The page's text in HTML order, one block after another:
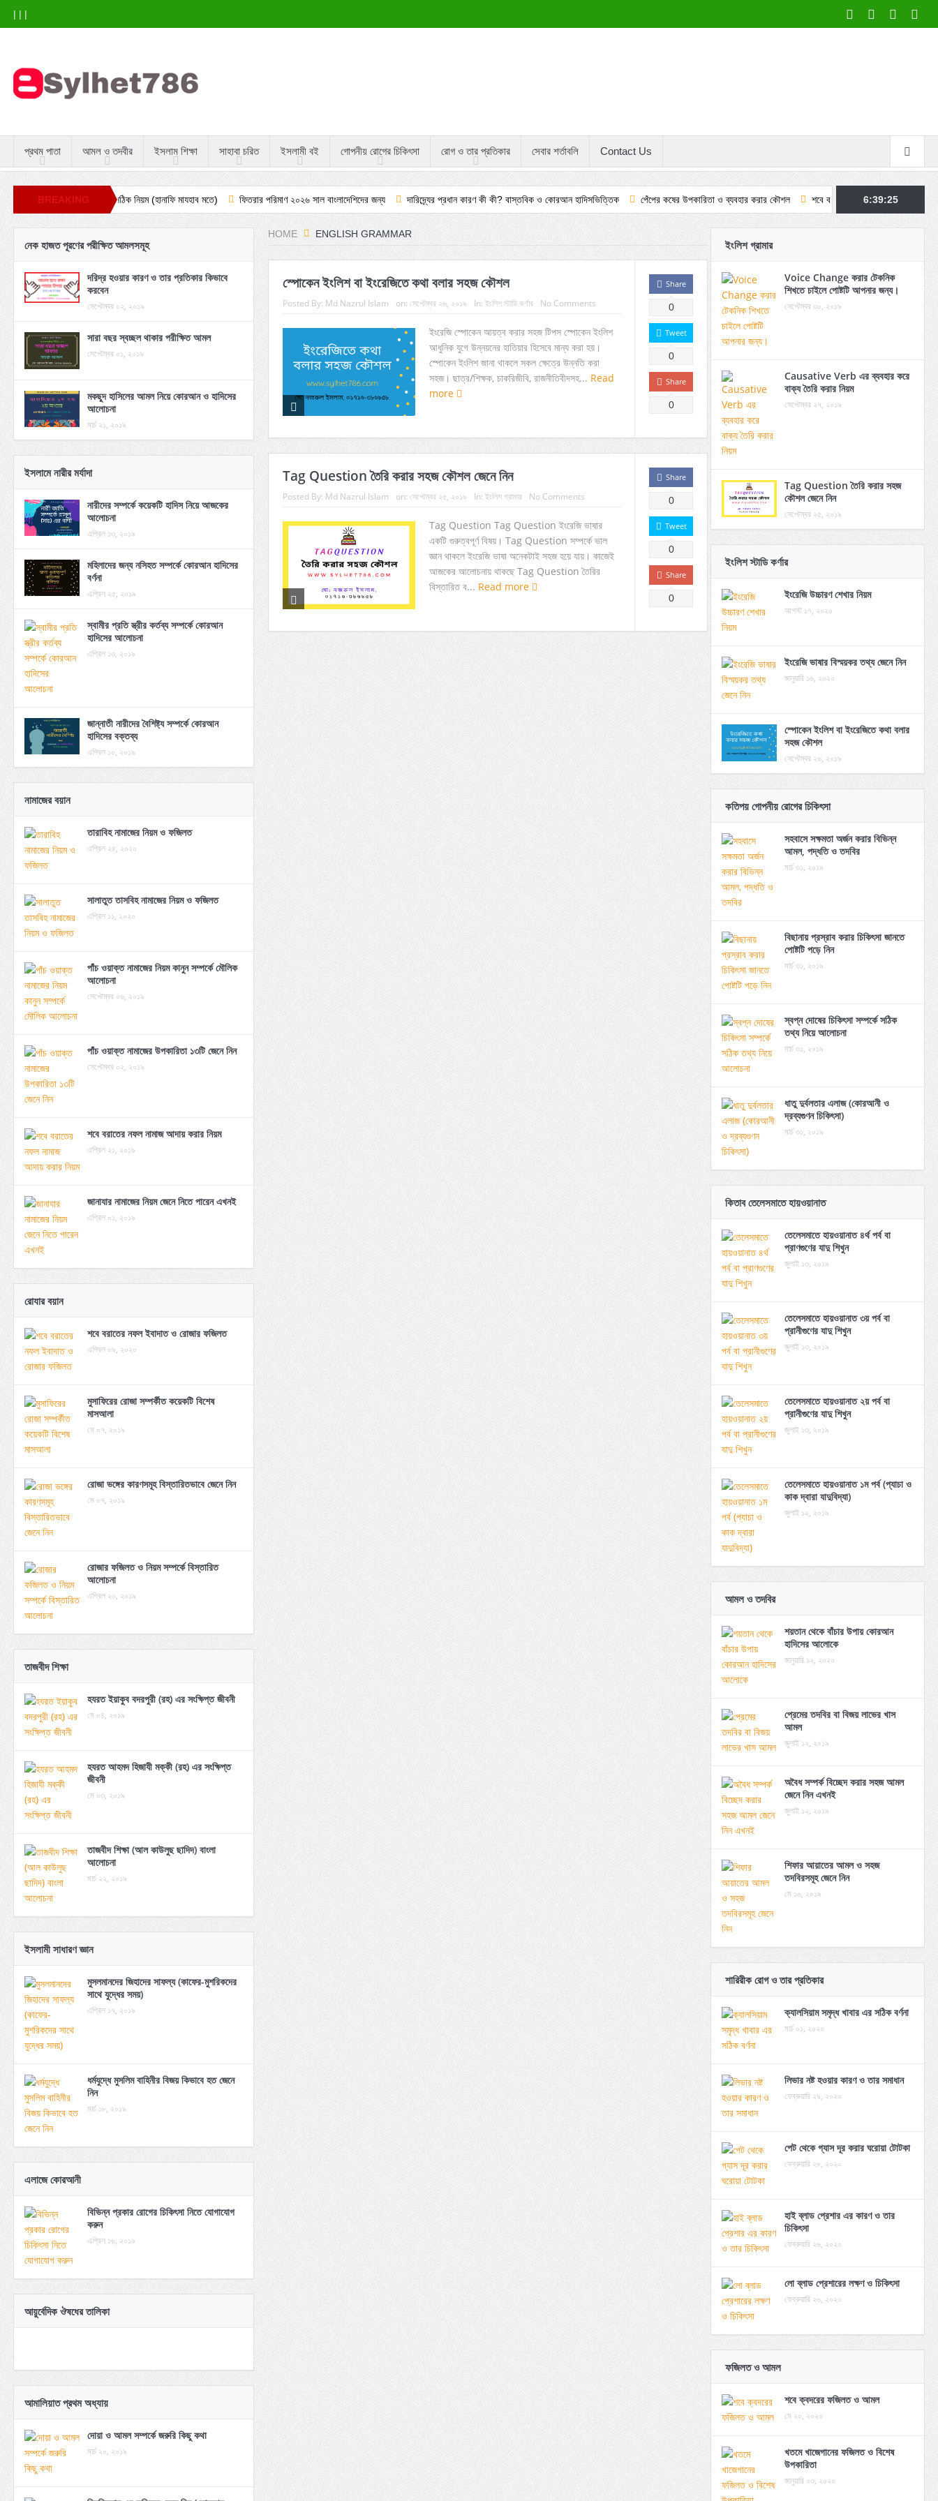
| | |
প্রথম পাতা আমল ও তদবীর ইসলাম শিক্ষা সাহাবা চরিত ইসলামী বই গোপনীয় রোগের চিকিৎসা রোগ ও তার প্রতিকার সেবার শর্তাবলি Contact Us
BREAKING
NEWS
ঈদের নামাজ এর সঠিক নিয়ম (হানাফি মাযহাব মতে) ফিতরার পরিমাণ ২০২৬ সাল বাংলাদেশিদের জন্য দারিদ্র্যের প্রধান কারণ কী কী? বাস্তবিক ও কোরআন হাদিসভিত্তিক পেঁপের কষের উপকারিতা ও ব্যবহার করার কৌশল শবে বরাতের ফজিলত ও আমল: কুরআন–হাদিসের আলোকে
6:39:26
HOME ENGLISH GRAMMAR
স্পোকেন ইংলিশ বা ইংরেজিতে কথা বলার সহজ কৌশল
Posted By: Md Nazrul Islam on: সেপ্টেম্বর ২৬, ২০১৯ In: ইংলিশ স্টাডি কর্ণার No Comments
ইংরেজি স্পোকেন আয়ত্ব করার সহজ টিপস স্পোকেন ইংলিশ
আধুনিক যুগে উন্নয়নের হাতিয়ার হিসেবে মান্য করা হয়।
স্পোকেন ইংলিশ জানা থাকলে সকল ক্ষেত্রে উন্নতি করা
সহজ। ছাত্র/শিক্ষক, চাকরিজীবি, রাজনীতিবীদসহ... Read
more
Share
0
Tweet
0
Share
0
Tag Question তৈরি করার সহজ কৌশল জেনে নিন
Posted By: Md Nazrul Islam on: সেপ্টেম্বর ২৫, ২০১৯ In: ইংলিশ গ্রামার No Comments
Tag Question Tag Question ইংরেজি ভাষার
একটি গুরুত্বপূর্ণ বিষয়। Tag Question সম্পর্কে ভাল
জ্ঞান থাকলে ইংরেজি ভাষা অনেকটাই সহজ হয়ে যায়। কাজেই
আজকের আলোচনায় থাকছে Tag Question তৈরির
বিস্তারিত ব... Read more
Share
0
Tweet
0
Share
0
নেক হাজত পূরণের পরীক্ষিত আমলসমূহ
দরিদ্র হওয়ার কারণ ও তার প্রতিকার কিভাবে
করবেন
সেপ্টেম্বর ০২, ২০১৯
সারা বছর স্বচ্ছল থাকার পরীক্ষিত আমল
সেপ্টেম্বর ০১, ২০১৯
মকছুদ হাসিলের আমল নিয়ে কোরআন ও হাদিসের
আলোচনা
মার্চ ২১, ২০১৯
ইসলামে নারীর মর্যাদা
নারীদের সম্পর্কে কয়েকটি হাদিস নিয়ে আজকের
আলোচনা
এপ্রিল ১৩, ২০১৯
মহিলাদের জন্য নসিহত সম্পর্কে কোরআন হাদিসের
বর্ণনা
এপ্রিল ২৫, ২০১৯
স্বামীর প্রতি স্ত্রীর কর্তব্য সম্পর্কে কোরআন
হাদিসের আলোচনা
এপ্রিল ১৩, ২০১৯
জান্নাতী নারীদের বৈশিষ্ট্য সম্পর্কে কোরআন
হাদিসের বক্তব্য
এপ্রিল ১০, ২০১৯
নামাজের বয়ান
তারাবিহ নামাজের নিয়ম ও ফজিলত
এপ্রিল ২৪, ২০২০
সালাতুত তাসবিহ নামাজের নিয়ম ও ফজিলত
এপ্রিল ১১, ২০২০
পাঁচ ওয়াক্ত নামাজের নিয়ম কানুন সম্পর্কে মৌলিক
আলোচনা
সেপ্টেম্বর ০৬, ২০১৯
পাঁচ ওয়াক্ত নামাজের উপকারিতা ১৩টি জেনে নিন
সেপ্টেম্বর ০২, ২০১৯
শবে বরাতের নফল নামাজ আদায় করার নিয়ম
এপ্রিল ২১, ২০১৯
জানাযার নামাজের নিয়ম জেনে নিতে পারেন এখনই
এপ্রিল ০১, ২০১৯
রোযার বয়ান
শবে বরাতের নফল ইবাদাত ও রোজার ফজিলত
এপ্রিল ০৯, ২০২০
মুসাফিরের রোজা সম্পর্কীত কয়েকটি বিশেষ
মাসআলা
মে ০৭, ২০১৯
রোজা ভঙ্গের কারণসমূহ বিস্তারিতভাবে জেনে নিন
মে ০৭, ২০১৯
রোজার ফজিলত ও নিয়ম সম্পর্কে বিস্তারিত
আলোচনা
এপ্রিল ২০, ২০১৯
তাজবীদ শিক্ষা
হযরত ইয়াকুব বদরপুরী (রহ) এর সংক্ষিপ্ত জীবনী
মে ০৪, ২০১৯
হযরত আহমদ হিজাযী মক্কী (রহ) এর সংক্ষিপ্ত
জীবনী
মে ০৩, ২০১৯
তাজবীদ শিক্ষা (আল কাউলুছ ছাদিদ) বাংলা
আলোচনা
মার্চ ২২, ২০১৯
ইসলামী সাধারণ জ্ঞান
মুসলমানদের জিহাদের সাফল্য (কাফের-মুশরিকদের
সাথে যুদ্ধের সময়)
এপ্রিল ১৭, ২০১৯
ধর্মযুদ্ধে মুসলিম বাহিনীর বিজয় কিভাবে হত জেনে
নিন
মার্চ ১৮, ২০১৯
এলাজে কোরআনী
বিভিন্ন প্রকার রোগের চিকিৎসা নিতে যোগাযোগ
করুন
এপ্রিল ১৬, ২০১৯
আয়ুর্বেদিক ঔষধের তালিকা
আমালিয়াত প্রথম অধ্যায়
দোয়া ও আমল সম্পর্কে জরুরি কিছু কথা
মার্চ ২০, ২০১৯
ইংলিশ গ্রামার
Voice Change করার টেকনিক
শিখতে চাইলে পোষ্টটি আপনার জন্য।
সেপ্টেম্বর ৩০, ২০১৯
Causative Verb এর ব্যবহার করে
বাক্য তৈরি করার নিয়ম
সেপ্টেম্বর ২৭, ২০১৯
Tag Question তৈরি করার সহজ
কৌশল জেনে নিন
সেপ্টেম্বর ২৫, ২০১৯
ইংলিশ স্টাডি কর্ণার
ইংরেজি উচ্চারণ শেখার নিয়ম
আগস্ট ১৭, ২০২০
ইংরেজি ভাষার বিস্ময়কর তথ্য জেনে নিন
জানুয়ারি ১৬, ২০২০
স্পোকেন ইংলিশ বা ইংরেজিতে কথা বলার
সহজ কৌশল
সেপ্টেম্বর ২৬, ২০১৯
কতিপয় গোপনীয় রোগের চিকিৎসা
সহবাসে সক্ষমতা অর্জন করার বিভিন্ন
আমল, পদ্ধতি ও তদবির
মার্চ ৩১, ২০১৯
বিছানায় প্রস্রাব করার চিকিৎসা জানতে
পোষ্টটি পড়ে নিন
মার্চ ৩১, ২০১৯
স্বপ্ন দোষের চিকিৎসা সম্পর্কে সঠিক
তথ্য নিয়ে আলোচনা
মার্চ ৩১, ২০১৯
ধাতু দুর্বলতার এলাজ (কোরআনী ও
দ্রব্যগুণন চিকিৎসা)
মার্চ ৩১, ২০১৯
কিতাব তেলেসমাতে হায়ওয়ানাত
তেলেসমাতে হায়ওয়ানাত ৪র্থ পর্ব বা
প্রাণগুণের যাদু শিখুন
জুলাই ১৩, ২০১৯
তেলেসমাতে হায়ওয়ানাত ৩য় পর্ব বা
প্রানীগুণের যাদু শিখুন
জুলাই ১৩, ২০১৯
তেলেসমাতে হায়ওয়ানাত ২য় পর্ব বা
প্রানীগুণের যাদু শিখুন
জুলাই ১৩, ২০১৯
তেলেসমাতে হায়ওয়ানাত ১ম পর্ব (প্যাচা ও
কাক দ্বারা যাদুবিদ্যা)
জুলাই ১২, ২০১৯
আমল ও তদবির
শয়তান থেকে বাঁচার উপায় কোরআন
হাদিসের আলোকে
জানুয়ারি ১২, ২০২০
প্রেমের তদবির বা বিজয় লাভের খাস
আমল
জুলাই ১২, ২০১৯
অবৈধ সম্পর্ক বিচ্ছেদ করার সহজ আমল
জেনে নিন এখনই
জুলাই ১২, ২০১৯
শিফার আয়াতের আমল ও সহজ
তদবিরসমূহ জেনে নিন
মে ১৬, ২০১৯
শারিরীক রোগ ও তার প্রতিকার
ক্যালসিয়াম সমৃদ্ধ খাবার এর সঠিক বর্ণনা
মার্চ ০১, ২০২০
লিভার নষ্ট হওয়ার কারণ ও তার সমাধান
ফেব্রুয়ারি ২৯, ২০২০
পেট থেকে গ্যাস দূর করার ঘরোয়া টোটকা
ফেব্রুয়ারি ২৮, ২০২০
হাই ব্লাড প্রেশার এর কারণ ও তার
চিকিৎসা
ফেব্রুয়ারি ২৬, ২০২০
লো ব্লাড প্রেশারের লক্ষণ ও চিকিৎসা
ফেব্রুয়ারি ২৬, ২০২০
ফজিলত ও আমল
শবে ক্বদরের ফজিলত ও আমল
মে ২০, ২০২০
খতমে খাজেগানের ফজিলত ও বিশেষ
উপকারিতা
জানুয়ারি ০৩, ২০২০